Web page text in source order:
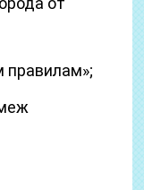
правилам»;